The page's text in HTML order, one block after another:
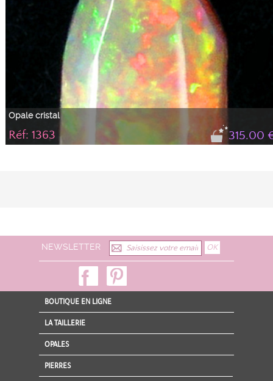
Opale cristal
315.00
Réf: 1363
NEWSLETTER
BOUTIQUE EN LIGNE
LA TAILLERIE
OPALES
PIERRES